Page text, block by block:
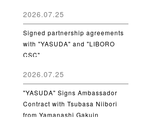
2026.07.25
Signed partnership agreements
with "YASUDA" and "LIBORO
CSC"
2026.07.25
"YASUDA" Signs Ambassador
Contract with Tsubasa Niibori
from Yamanashi Gakuin